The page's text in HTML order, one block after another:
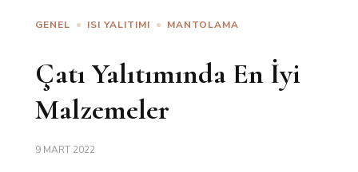
GENEL ISI YALITIMI MANTOLAMA
Çatı Yalıtımında En İyi
Malzemeler
9 MART 2022